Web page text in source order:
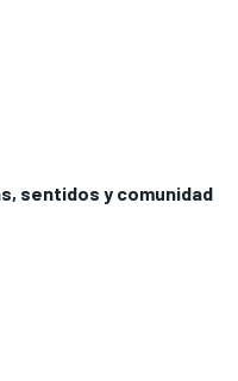
sentidos y comunidad